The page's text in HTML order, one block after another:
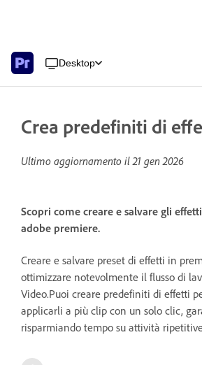
Desktop
Crea predefiniti di
Ultimo aggiornamento il21 gen 2026
Scopri come creare e salvare gli
adobe premiere.
Creare e salvare preset di effetti in
ottimizzare notevolmente il flusso di
Video.Puoi creare predefiniti di effetti
applicarli a più clip con un solo clic,
risparmiando tempo su attività